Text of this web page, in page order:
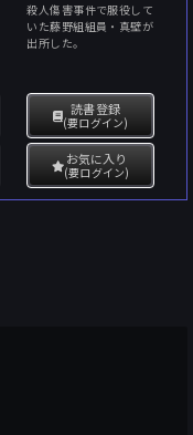
殺人傷害事件で服役して
いた藤野組組員・真壁が
出所した。
読書登録
(要ログイン)
お気に入り
(要ログイン)